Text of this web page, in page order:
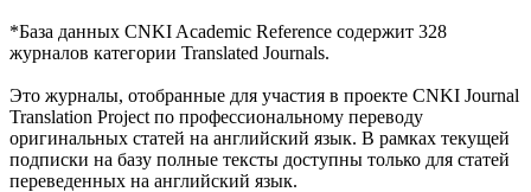
*База данных CNKI Academic Reference содержит 328
журналов категории Translated Journals.
Это журналы, отобранные для участия в проекте CNKI Journal
Translation Project по профессиональному переводу
оригинальных статей на английский язык. В рамках текущей
подписки на базу полные тексты доступны только для статей
переведенных на английский язык.